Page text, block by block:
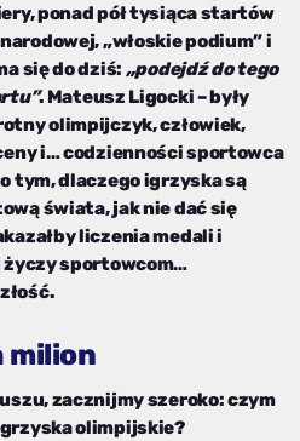
ponad pół tysiąca startów
„włoskie podium” i
się do dziś: „podejdź do tego
. Mateusz Ligocki – były
olimpijczyk, człowiek,
i… codzienności sportowca
tym, dlaczego igrzyska są
świata, jak nie dać się
liczenia medali i
sportowcom…
milion
zacznijmy szeroko: czym
olimpijskie?